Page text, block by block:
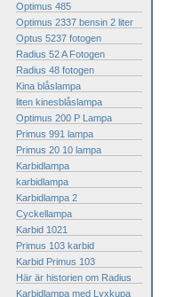
Optimus 485
Optimus 2337 bensin 2 liter
Optus 5237 fotogen
Radius 52 A Fotogen
Radius 48 fotogen
Kina blåslampa
liten kinesblåslampa
Optimus 200 P Lampa
Primus 991 lampa
Primus 20 10 lampa
Karbidlampa
karbidlampa
Karbidlampa 2
Cyckellampa
Karbid 1021
Primus 103 karbid
Karbid Primus 103
Här är historien om Radius
Karbidlampa med Lyxkupa